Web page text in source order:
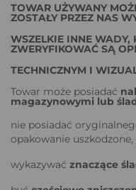
TOWAR UŻYWANY
ZOSTAŁY PRZEZ NAS
WSZELKIE INNE WADY,
ZWERYFIKOWAĆ SĄ
TECHNICZNYM I
Towar może posiadać
magazynowymi lub
nie posiadać
opakowanie uszkodzone,
wykazywać znaczące